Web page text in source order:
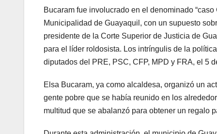
Bucaram fue involucrado en el denominado
Municipalidad de Guayaquil, con un supuesto
presidente de la Corte Superior de Justicia de
para el líder roldosista. Los intríngulis de la
diputados del PRE, PSC, CFP, MPD y FRA, el 5
Elsa Bucaram, ya como alcaldesa, organizó un
gente pobre que se había reunido en los
multitud que se abalanzó para obtener un regalo